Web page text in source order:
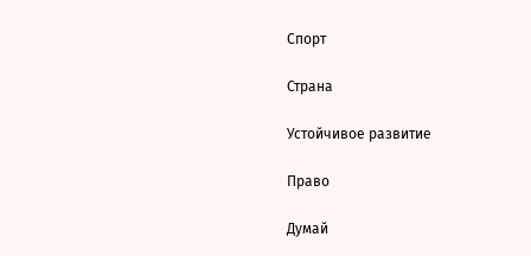
Спорт
Страна
Устойчивое развитие
Право
Думай